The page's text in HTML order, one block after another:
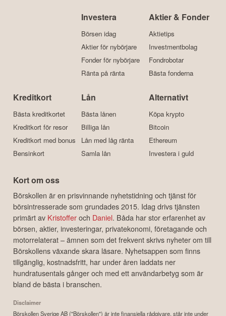
Investera
Börsen idag
Aktier för nybörjare
Fonder för nybörjare
Ränta på ränta
Aktier & Fonder
Aktietips
Investmentbolag
Fondrobotar
Bästa fonderna
Kreditkort
Bästa kreditkortet
Kreditkort för resor
Kreditkort med bonus
Bensinkort
Lån
Bästa lånen
Billiga lån
Lån med låg ränta
Samla lån
Alternativt
Köpa krypto
Bitcoin
Ethereum
Investera i guld
Kort om oss
Börskollen är en prisvinnande nyhetstidning och tjänst för
börsintresserade som grundades 2015. Idag drivs tjänsten
primärt av Kristofferoch Daniel. Båda har stor erfarenhet av
börsen, aktier, investeringar, privatekonomi, företagande och
motorrelaterat – ämnen som det frekvent skrivs nyheter om till
Börskollens växande skara läsare. Nyhetsappen som finns
tillgänglig, kostnadsfritt, har under åren laddats ner
hundratusentals gånger och med ett användarbetyg som är
bland de bästa i branschen.
Disclaimer
Börskollen Sverige AB ("Börskollen") är inte finansiella rådgivare, står inte under